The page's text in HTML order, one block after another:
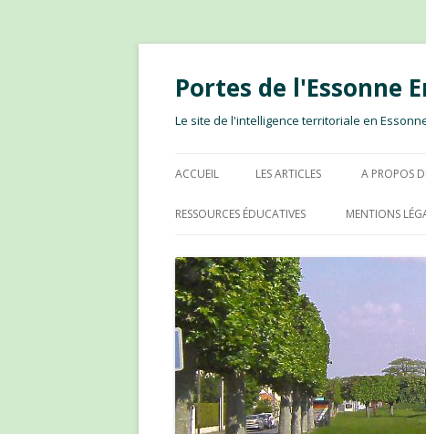
Portes de l'Essonne
Le site de l'intelligence territoriale en
ACCUEIL LES ARTICLES A PROPOS
RESSOURCES ÉDUCATIVES MENTIONS